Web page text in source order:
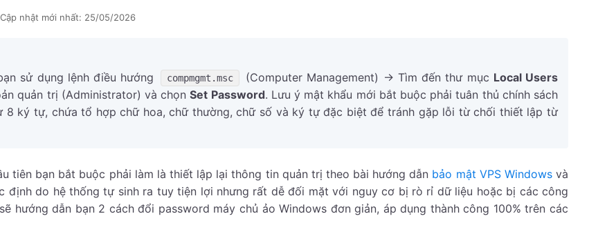
nhật mới nhất: 25/05/2026
sử dụng lệnh điều hướng compmgmt.msc (Computer Management) -> Tìm đến thư mục Local Users
quản trị (Administrator) và chọnSet Password. Lưu ý mật khẩu mới bắt buộc phải tuân thủ chính sách
8 ký tự, chứa tổ hợp chữ hoa, chữ thường, chữ số và ký tự đặc biệt để tránh gặp lỗi từ chối thiết lập từ
tiên bạn bắt buộc phải làm là thiết lập lại thông tin quản trị theo bài hướng dẫn bảo mật VPS Windowsvà
định do hệ thống tự sinh ra tuy tiện lợi nhưng rất dễ đối mặt với nguy cơ bị rò rỉ dữ liệu hoặc bị các công
sẽ hướng dẫn bạn 2 cách đổi password máy chủ ảo Windows đơn giản, áp dụng thành công 100% trên các